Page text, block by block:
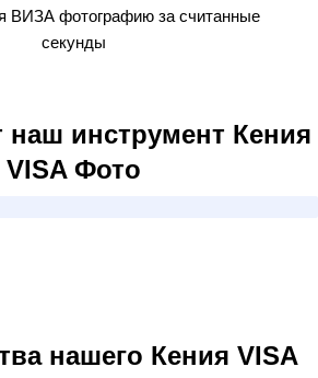
ВИЗА фотографию за считанные
секунды
наш инструмент Кения
VISA Фото
нашего Кения VISA